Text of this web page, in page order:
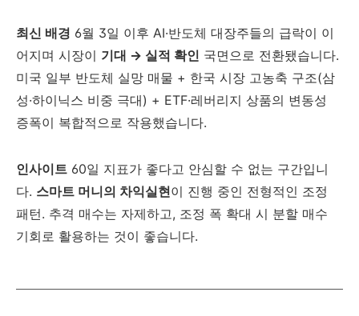
최신 배경 6월 3일 이후 AI·반도체 대장주들의 급락이 이
어지며 시장이 기대 → 실적 확인 국면으로 전환됐습니다.
미국 일부 반도체 실망 매물 + 한국 시장 고농축 구조(삼
성·하이닉스 비중 극대) + ETF·레버리지 상품의 변동성
증폭이 복합적으로 작용했습니다.
인사이트 60일 지표가 좋다고 안심할 수 없는 구간입니
다. 스마트 머니의 차익실현이 진행 중인 전형적인 조정
패턴. 추격 매수는 자제하고, 조정 폭 확대 시 분할 매수
기회로 활용하는 것이 좋습니다.